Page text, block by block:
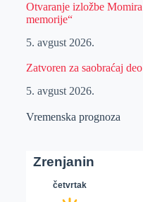
Otvaranje izložbe
memorije“
5. avgust 2026.
Zatvoren za saobraćaj
5. avgust 2026.
Vremenska prognoza